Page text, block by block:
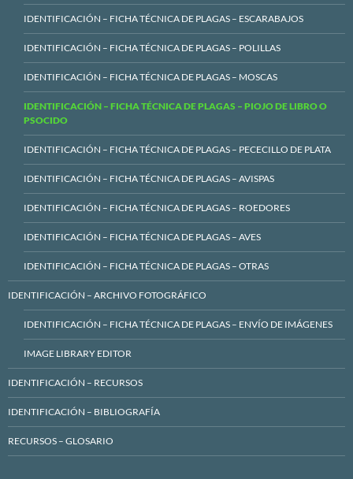
IDENTIFICACIÓN – FICHA TÉCNICA DE PLAGAS – ESCARABAJOS
IDENTIFICACIÓN – FICHA TÉCNICA DE PLAGAS – POLILLAS
IDENTIFICACIÓN – FICHA TÉCNICA DE PLAGAS – MOSCAS
IDENTIFICACIÓN – FICHA TÉCNICA DE PLAGAS – PIOJO DE LIBRO O
PSOCIDO
IDENTIFICACIÓN – FICHA TÉCNICA DE PLAGAS – PECECILLO DE PLATA
IDENTIFICACIÓN – FICHA TÉCNICA DE PLAGAS – AVISPAS
IDENTIFICACIÓN – FICHA TÉCNICA DE PLAGAS – ROEDORES
IDENTIFICACIÓN – FICHA TÉCNICA DE PLAGAS – AVES
IDENTIFICACIÓN – FICHA TÉCNICA DE PLAGAS – OTRAS
IDENTIFICACIÓN – ARCHIVO FOTOGRÁFICO
IDENTIFICACIÓN – FICHA TÉCNICA DE PLAGAS – ENVÍO DE IMÁGENES
IMAGE LIBRARY EDITOR
IDENTIFICACIÓN – RECURSOS
IDENTIFICACIÓN – BIBLIOGRAFÍA
RECURSOS – GLOSARIO